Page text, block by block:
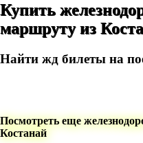
Купить
маршруту из
Найти жд билеты на
Посмотреть еще
Костанай